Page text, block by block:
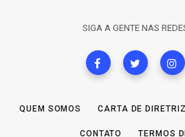
SIGA A GENTE NAS
QUEM SOMOS CARTA DE
CONTATO TERMOS